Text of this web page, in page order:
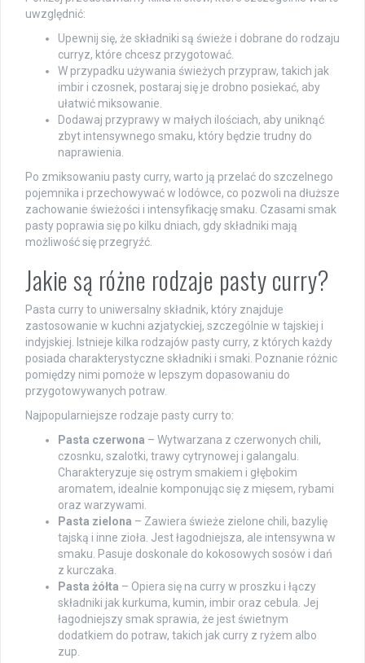
uwzględnić:
Upewnij się, że składniki są świeże i dobrane do rodzaju
curryz, które chcesz przygotować.
W przypadku używania świeżych przypraw, takich jak
imbir i czosnek, postaraj się je drobno posiekać, aby
ułatwić miksowanie.
Dodawaj przyprawy w małych ilościach, aby uniknąć
zbyt intensywnego smaku, który będzie trudny do
naprawienia.
Po zmiksowaniu pasty curry, warto ją przelać do szczelnego
pojemnika i przechowywać w lodówce, co pozwoli na dłuższe
zachowanie świeżości i intensyfikację smaku. Czasami smak
pasty poprawia się po kilku dniach, gdy składniki mają
możliwość się przegryźć.
Jakie są różne rodzaje pasty curry?
Pasta curry to uniwersalny składnik, który znajduje
zastosowanie w kuchni azjatyckiej, szczególnie w tajskiej i
indyjskiej. Istnieje kilka rodzajów pasty curry, z których każdy
posiada charakterystyczne składniki i smaki. Poznanie różnic
pomiędzy nimi pomoże w lepszym dopasowaniu do
przygotowywanych potraw.
Najpopularniejsze rodzaje pasty curry to:
Pasta czerwona – Wytwarzana z czerwonych chili,
czosnku, szalotki, trawy cytrynowej i galangalu.
Charakteryzuje się ostrym smakiem i głębokim
aromatem, idealnie komponując się z mięsem, rybami
oraz warzywami.
Pasta zielona – Zawiera świeże zielone chili, bazylię
tajską i inne zioła. Jest łagodniejsza, ale intensywna w
smaku. Pasuje doskonale do kokosowych sosów i dań
z kurczaka.
Pasta żółta – Opiera się na curry w proszku i łączy
składniki jak kurkuma, kumin, imbir oraz cebula. Jej
łagodniejszy smak sprawia, że jest świetnym
dodatkiem do potraw, takich jak curry z ryżem albo
zup.